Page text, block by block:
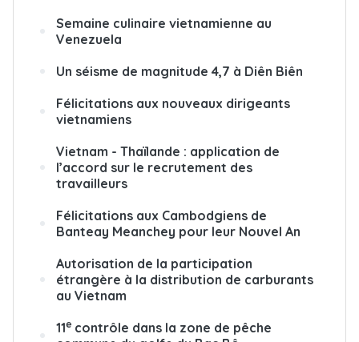
Semaine culinaire vietnamienne au
Venezuela
Un séisme de magnitude 4,7 à Diên Biên
Félicitations aux nouveaux dirigeants
vietnamiens
Vietnam - Thaïlande : application de
l’accord sur le recrutement des
travailleurs
Félicitations aux Cambodgiens de
Banteay Meanchey pour leur Nouvel An
Autorisation de la participation
étrangère à la distribution de carburants
au Vietnam
11e contrôle dans la zone de pêche